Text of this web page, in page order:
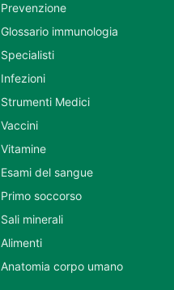
Prevenzione
Glossario immunologia
Specialisti
Infezioni
Strumenti Medici
Vaccini
Vitamine
Esami del sangue
Primo soccorso
Sali minerali
Alimenti
Anatomia corpo umano